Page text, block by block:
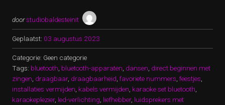
doorstudiobaldesteinit
Geplaatst: 03 augustus 2023
Categorie: Geen categorie
Tags: bluetooth bluetooth-apparaten dansen direct beginnen met
zingen draagbaar, draagbaarheid favoriete nummers feestjes
installaties vermijden kabels vermijden karaoke set bluetooth
karaokeplezier, led-verlichting liefhebber, luidsprekers met